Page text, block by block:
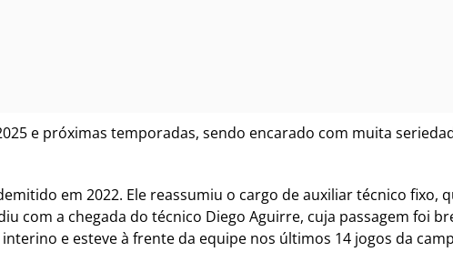
e próximas temporadas, sendo encarado com muita
em 2022. Ele reassumiu o cargo de auxiliar técnico fixo,
com a chegada do técnico Diego Aguirre, cuja passagem foi
e esteve à frente da equipe nos últimos 14 jogos da